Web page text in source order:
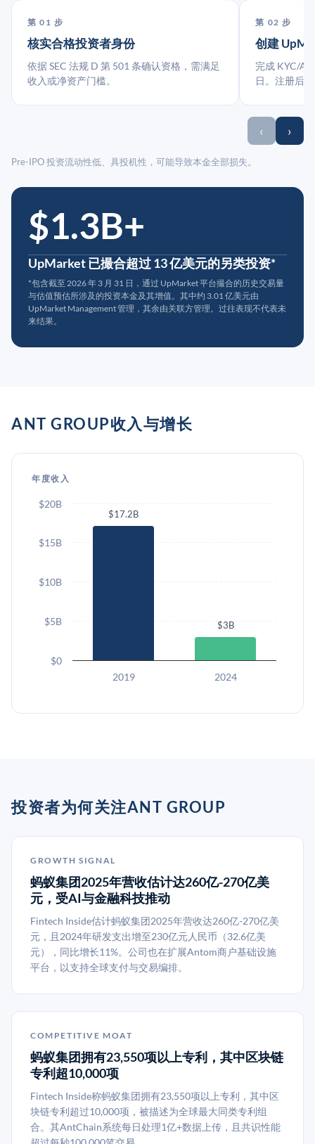
第 01 步
核实合格投资者身份
依据 SEC 法规 D 第 501 条确认资格，需满足
收入或净资产门槛。
第 02 步
创建
完成 KYC/
日。注册后
‹ ›
Pre-IPO 投资流动性低、具投机性，可能导致本金全部损失。
$1.3B+
UpMarket 已撮合超过 13 亿美元的另类投资*
*包含截至 2026 年 3 月 31 日，通过 UpMarket 平台撮合的历史交易量
与估值预估所涉及的投资本金及其增值。其中约 3.01 亿美元由
UpMarket Management 管理，其余由关联方管理。过往表现不代表未
来结果。
ANT GROUP收入与增长
年度收入
$17.2B
$3B
2019 2024
$0
$5B
$10B
$15B
$20B
投资者为何关注ANT GROUP
GROWTH SIGNAL
蚂蚁集团2025年营收估计达260亿-270亿美
元，受AI与金融科技推动
Fintech Inside估计蚂蚁集团2025年营收达260亿-270亿美
元，且2024年研发支出增至230亿元人民币（32.6亿美
元），同比增长11%。公司也在扩展Antom商户基础设施
平台，以支持全球支付与交易编排。
COMPETITIVE MOAT
蚂蚁集团拥有23,550项以上专利，其中区块链
专利超10,000项
Fintech Inside称蚂蚁集团拥有23,550项以上专利，其中区
块链专利超过10,000项，被描述为全球最大同类专利组
合。其AntChain系统每日处理1亿+数据上传，且共识性能